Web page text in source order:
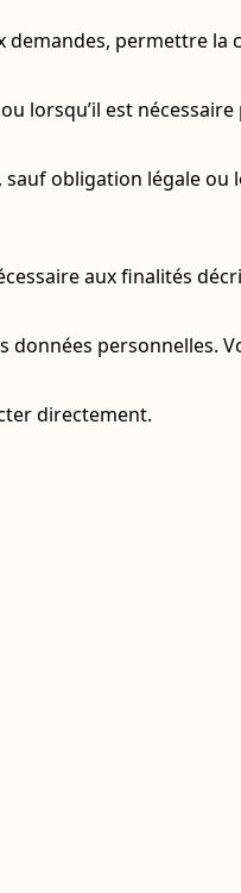
permettre
lorsqu’il est
obligation légale
aux finalités
données
directement.